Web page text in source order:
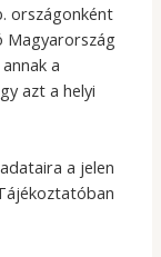
országonként
Magyarország
a
azt a helyi
a jelen